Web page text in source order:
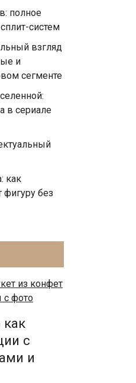
полное
систем
взгляд
и
сегменте
в сериале
как
фигуру без
как
с
и